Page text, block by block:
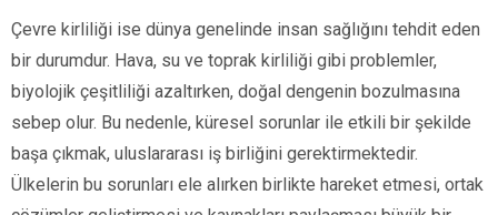
Çevre kirliliği ise dünya genelinde insan sağlığını tehdit eden
bir durumdur. Hava, su ve toprak kirliliği gibi problemler,
biyolojik çeşitliliği azaltırken, doğal dengenin bozulmasına
sebep olur. Bu nedenle, küresel sorunlar ile etkili bir şekilde
başa çıkmak, uluslararası iş birliğini gerektirmektedir.
Ülkelerin bu sorunları ele alırken birlikte hareket etmesi, ortak